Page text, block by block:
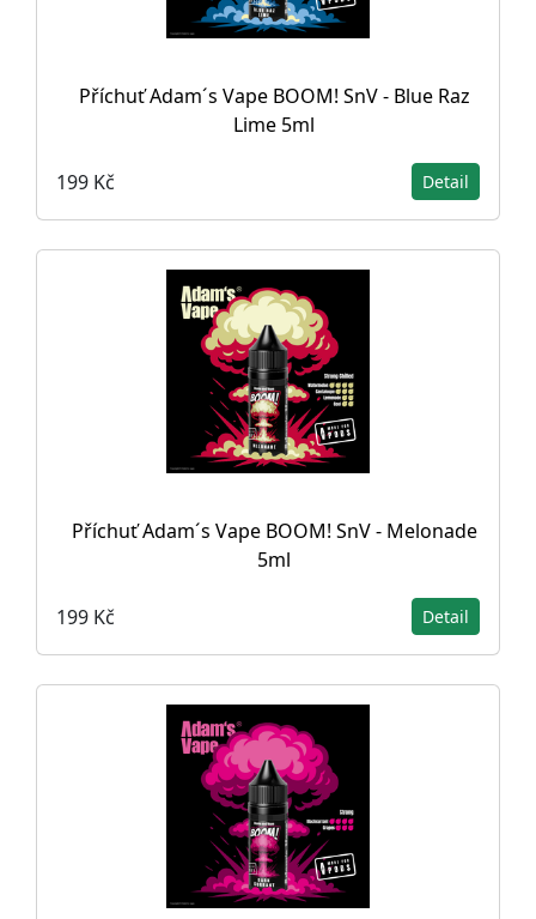
Příchuť Adam´s Vape BOOM! SnV - Blue Raz
Lime 5ml
199 Kč Detail
Příchuť Adam´s Vape BOOM! SnV - Melonade
5ml
199 Kč Detail